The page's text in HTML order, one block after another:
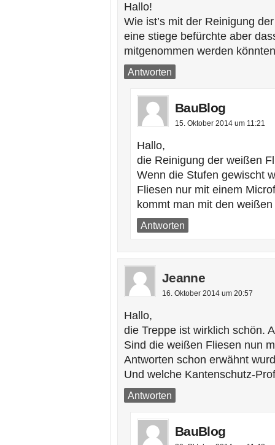
Hallo!
Wie ist’s mit der Reinigung
eine stiege befürchte aber
mitgenommen werden
Antworten
BauBlog
15. Oktober 2014 um 11:21
Hallo,
die Reinigung der weißen
Wenn die Stufen gewischt
Fliesen nur mit einem
kommt man mit den
Antworten
Jeanne
16. Oktober 2014 um 20:57
Hallo,
die Treppe ist wirklich schön.
Sind die weißen Fliesen nun
Antworten schon erwähnt
Und welche Kantenschutz-
Antworten
BauBlog